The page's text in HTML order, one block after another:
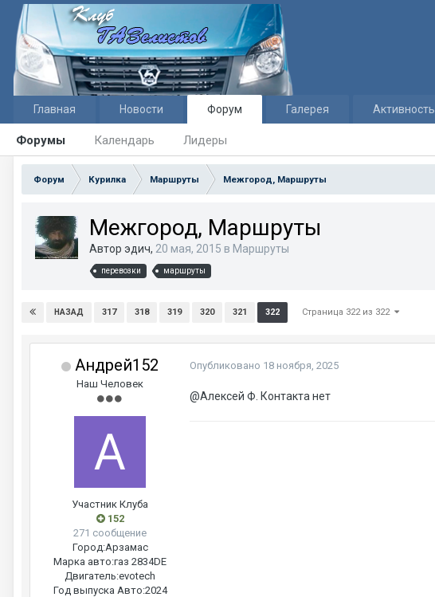
Главная Новости Форум
Форумы Календарь Лидеры
Галерея Активность
Форум Курилка Маршруты Межгород, Маршруты
Межгород, Маршруты
Автор эдич, 20 мая, 2015 в Маршруты
перевозки маршруты
НАЗАД 317 318 319 320 321 322 Страница 322 из 322
Андрей152
Наш Человек
Участник Клуба
152
271 сообщение
Город:Арзамас
Марка авто:газ 2834DE
Двигатель:evotech
Год выпуска Авто:2024
Опубликовано 18 ноября, 2025
@Алексей Ф. Контакта нет